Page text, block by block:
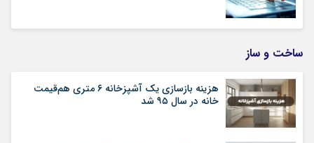
ساخت و ساز
هزینه بازسازی یک آشپزخانه ۶ متری هم‌قیمت
خانه در سال ۹۵ شد